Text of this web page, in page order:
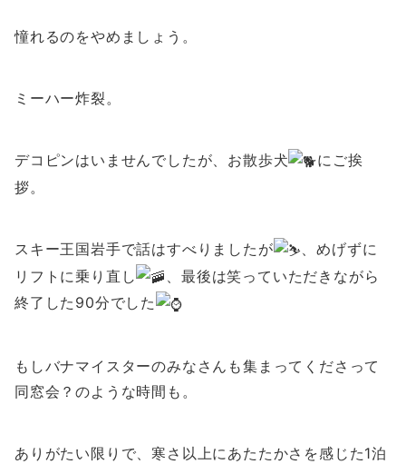
憧れるのをやめましょう。
ミーハー炸裂。
デコピンはいませんでしたが、お散歩犬
にご挨
拶。
スキー王国岩手で話はすべりましたが
、めげずに
リフトに乗り直し
、最後は笑っていただきながら
終了した90分でした
もしバナマイスターのみなさんも集まってくださって
同窓会？のような時間も。
ありがたい限りで、寒さ以上にあたたかさを感じた1泊